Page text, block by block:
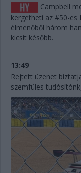
Campbell
kergetheti az #50-es
élmenőből három
kicsit később.
13:49
Rejtett üzenet
szemfüles